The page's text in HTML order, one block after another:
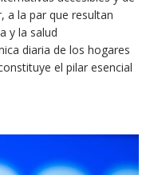
a la par que resultan
y la salud
diaria de los hogares
el pilar esencial